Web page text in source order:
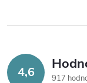
c
e 4,6
917